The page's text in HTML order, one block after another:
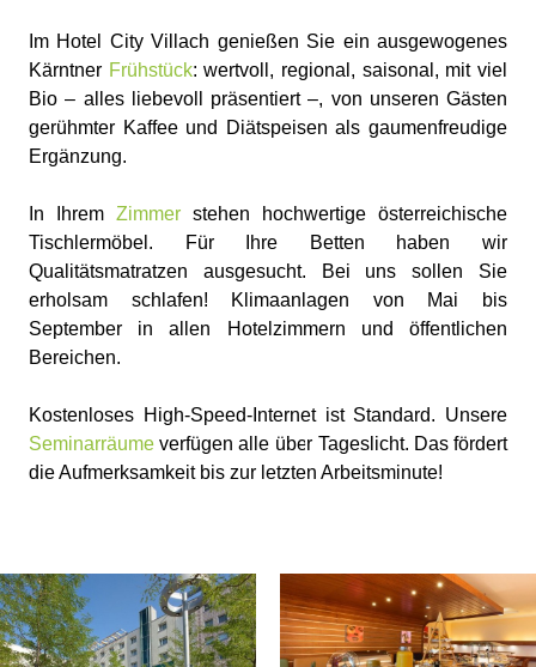
Im Hotel City Villach genießen Sie ein ausgewogenes
Kärntner Frühstück: wertvoll, regional, saisonal, mit viel
Bio – alles liebevoll präsentiert –, von unseren Gästen
gerühmter Kaffee und Diätspeisen als gaumenfreudige
Ergänzung.
In Ihrem Zimmer stehen hochwertige österreichische
Tischlermöbel. Für Ihre Betten haben wir
Qualitätsmatratzen ausgesucht. Bei uns sollen Sie
erholsam schlafen! Klimaanlagen von Mai bis
September in allen Hotelzimmern und öffentlichen
Bereichen.
Kostenloses High-Speed-Internet ist Standard. Unsere
Seminarräume verfügen alle über Tageslicht. Das fördert
die Aufmerksamkeit bis zur letzten Arbeitsminute!